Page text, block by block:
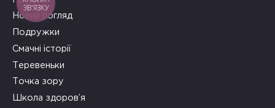
Новий погляд
Подружки
Смачні історії
Теревеньки
Точка зору
Школа здоров’я
ЗВ'ЯЗКУ